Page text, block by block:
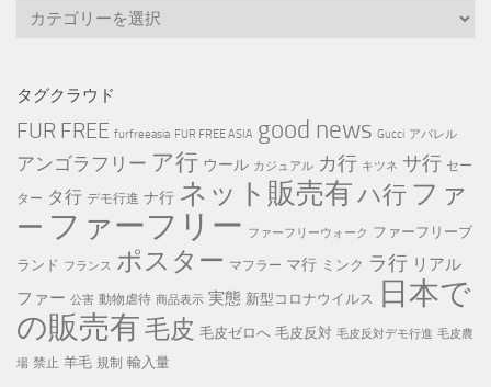
カ
リ
ー
タグクラウド
FUR FREE furfreeasia FUR FREE ASIA good news Gucci アパレル
アンゴラフリー ア行 ウール カジュアル カ行 キツネ サ行 セー
ター タ行 デモ行進 ナ行 ネット販売有ハ行 ファ
ー ファーフリー ファーフリーウォーク ファーフリーブ
ランド フランス ポスター マフラー マ行 ミンク ラ行 リアル
ファー 公害 動物虐待 商品表示 実態 新型コロナウイルス
日本で
の販売有毛皮 毛皮ゼロへ 毛皮反対 毛皮反対デモ行進 毛皮農
場 禁止 羊毛 規制 輸入量